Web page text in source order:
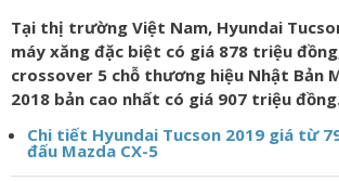
Tại thị trường Việt Nam, Hyundai
máy xăng đặc biệt có giá 878 triệu
crossover 5 chỗ thương hiệu Nhật Bản
2018 bản cao nhất có giá 907 triệu
Chi tiết Hyundai Tucson 2019 giá từ
đấu Mazda CX-5